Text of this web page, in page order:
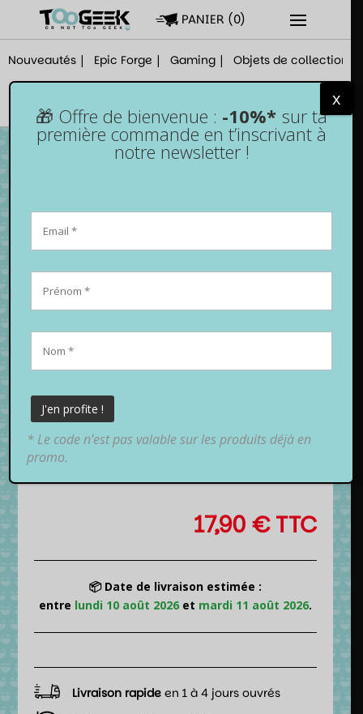
PANIER (0)
Nouveautés Epic Forge Gaming Objets de collection
17,90€TTC
📦 Date de livraison estimée :
entre lundi 10 août 2026 et mardi 11 août 2026.
Livraison rapide en 1 à 4 jours ouvrés
🎁 Offre de bienvenue : -10%* sur ta
première commande en t’inscrivant à
notre newsletter !
* Le code n’est pas valable sur les produits déjà en
promo.
x